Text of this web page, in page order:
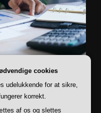
cookies
udelukkende for at sikre,
korrekt.
af os og slettes